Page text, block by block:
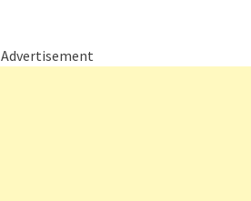
Advertisement